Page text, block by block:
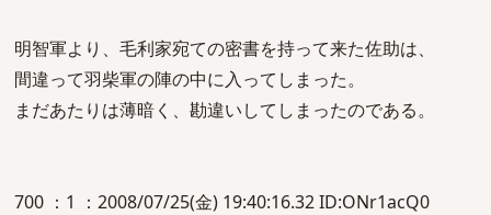
明智軍より、毛利家宛ての密書を持って来た佐助は、
間違って羽柴軍の陣の中に入ってしまった。
まだあたりは薄暗く、勘違いしてしまったのである。
700 ：1 ：2008/07/25(金) 19:40:16.32 ID:ONr1acQ0